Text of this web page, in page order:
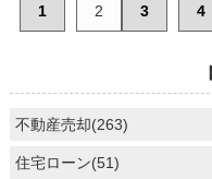
1 2 3 4
不動産売却(263)
住宅ローン(51)